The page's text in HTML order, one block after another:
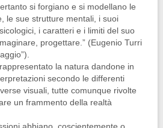
si forgiano e si modellano le
le sue strutture mentali, i suoi
i caratteri e i limiti del suo
progettare.” (Eugenio Turri
rappresentato la natura dandone in
secondo le differenti
visuali, tutte comunque rivolte
un frammento della realtà